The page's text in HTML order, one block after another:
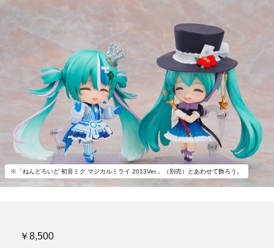
※「ねんどろいど 初音ミク マジカルミライ 2013Ver.」（別売）とあわせて飾ろう。
￥8,500